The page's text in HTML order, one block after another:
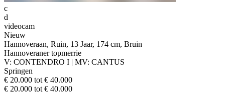
c
d
videocam
Nieuw
Hannoveraan, Ruin, 13 Jaar, 174 cm, Bruin
Hannoveraner topmerrie
V: CONTENDRO I | MV: CANTUS
Springen
€ 20.000 tot € 40.000
€ 20.000 tot € 40.000